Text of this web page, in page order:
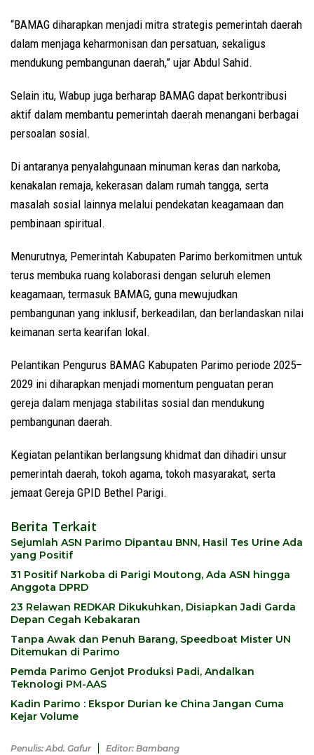
“BAMAG diharapkan menjadi mitra strategis pemerintah daerah
dalam menjaga keharmonisan dan persatuan, sekaligus
mendukung pembangunan daerah,” ujar Abdul Sahid.
Selain itu, Wabup juga berharap BAMAG dapat berkontribusi
aktif dalam membantu pemerintah daerah menangani berbagai
persoalan sosial.
Di antaranya penyalahgunaan minuman keras dan narkoba,
kenakalan remaja, kekerasan dalam rumah tangga, serta
masalah sosial lainnya melalui pendekatan keagamaan dan
pembinaan spiritual.
Menurutnya, Pemerintah Kabupaten Parimo berkomitmen untuk
terus membuka ruang kolaborasi dengan seluruh elemen
keagamaan, termasuk BAMAG, guna mewujudkan
pembangunan yang inklusif, berkeadilan, dan berlandaskan nilai
keimanan serta kearifan lokal.
Pelantikan Pengurus BAMAG Kabupaten Parimo periode 2025–
2029 ini diharapkan menjadi momentum penguatan peran
gereja dalam menjaga stabilitas sosial dan mendukung
pembangunan daerah.
Kegiatan pelantikan berlangsung khidmat dan dihadiri unsur
pemerintah daerah, tokoh agama, tokoh masyarakat, serta
jemaat Gereja GPID Bethel Parigi.
Berita Terkait
Sejumlah ASN Parimo Dipantau BNN, Hasil Tes Urine Ada
yang Positif
31 Positif Narkoba di Parigi Moutong, Ada ASN hingga
Anggota DPRD
23 Relawan REDKAR Dikukuhkan, Disiapkan Jadi Garda
Depan Cegah Kebakaran
Tanpa Awak dan Penuh Barang, Speedboat Mister UN
Ditemukan di Parimo
Pemda Parimo Genjot Produksi Padi, Andalkan
Teknologi PM-AAS
Kadin Parimo : Ekspor Durian ke China Jangan Cuma
Kejar Volume
Penulis: Abd. Gafur Editor: Bambang